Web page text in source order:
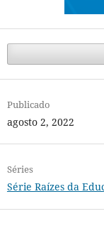
Publicado
agosto 2, 2022
Séries
Série Raízes da